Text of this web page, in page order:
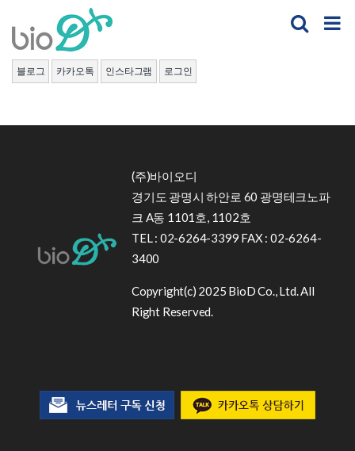
content
블로그 카카오톡 인스타그램 로그인
(주)바이오디
경기도 광명시 하안로 60 광명테크노파
크 A동 1101호, 1102호
TEL : 02-6264-3399 FAX : 02-6264-
3400
Copyright(c) 2025 BioD Co., Ltd. All
Right Reserved.